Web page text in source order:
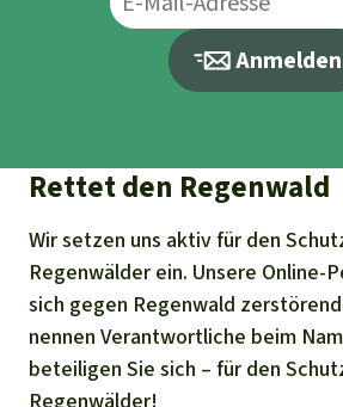
Anmelden
Rettet den Regenwald
Wir setzen uns aktiv für den
Regenwälder ein. Unsere Online-
sich gegen Regenwald
nennen Verantwortliche beim
beteiligen Sie sich – für den
Regenwälder!